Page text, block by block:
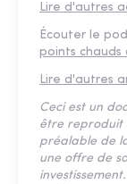
Lire d'autres
Écouter le
points chauds
Lire d'autres
Ceci est un
être reproduit
préalable de
une offre de